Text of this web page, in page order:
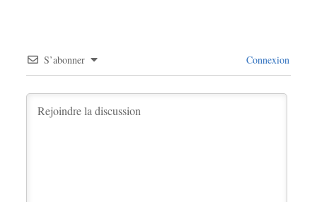
S’abonner Connexion